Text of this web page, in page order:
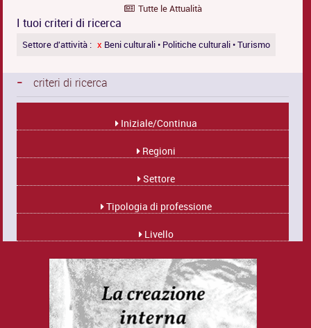
Tutte le Attualità
I tuoi criteri di ricerca
Settore d'attività : x Beni culturali • Politiche culturali • Turismo
- criteri di ricerca
Iniziale/Continua
Regioni
Settore
Tipologia di professione
Livello